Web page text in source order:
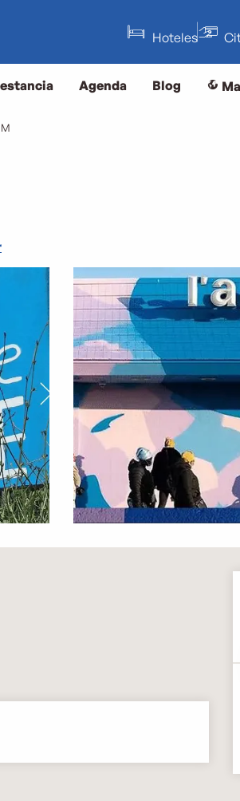
Hoteles
Agenda Blog